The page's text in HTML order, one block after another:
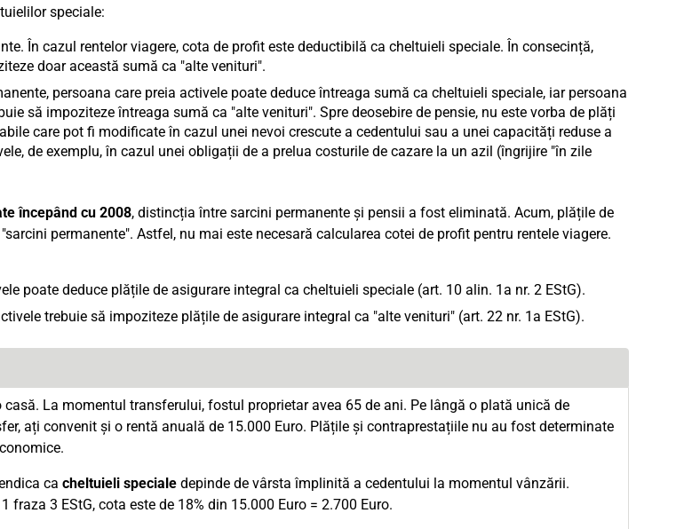
speciale:
În cazul rentelor viagere, cota de profit este deductibilă ca cheltuieli speciale. În consecință,
doar această sumă ca "alte venituri".
persoana care preia activele poate deduce întreaga sumă ca cheltuieli speciale, iar persoana
să impoziteze întreaga sumă ca "alte venituri". Spre deosebire de pensie, nu este vorba de plăți
care pot fi modificate în cazul unei nevoi crescute a cedentului sau a unei capacități reduse a
de exemplu, în cazul unei obligații de a prelua costurile de cazare la un azil (îngrijire "în zile
începând cu 2008, distincția între sarcini permanente și pensii a fost eliminată. Acum, plățile de
permanente". Astfel, nu mai este necesară calcularea cotei de profit pentru rentele viagere.
poate deduce plățile de asigurare integral ca cheltuieli speciale (art. 10 alin. 1a nr. 2 EStG).
trebuie să impoziteze plățile de asigurare integral ca "alte venituri" (art. 22 nr. 1a EStG).
casă. La momentul transferului, fostul proprietar avea 65 de ani. Pe lângă o plată unică de
ați convenit și o rentă anuală de 15.000 Euro. Plățile și contraprestațiile nu au fost determinate
ca cheltuieli speciale depinde de vârsta împlinită a cedentului la momentul vânzării.
fraza 3 EStG, cota este de 18% din 15.000 Euro = 2.700 Euro.